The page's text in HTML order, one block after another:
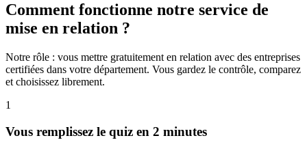
Comment fonctionne notre service de
mise en relation ?
Notre rôle : vous mettre gratuitement en relation avec des entreprises
certifiées dans votre département. Vous gardez le contrôle, comparez
et choisissez librement.
1
Vous remplissez le quiz en 2 minutes